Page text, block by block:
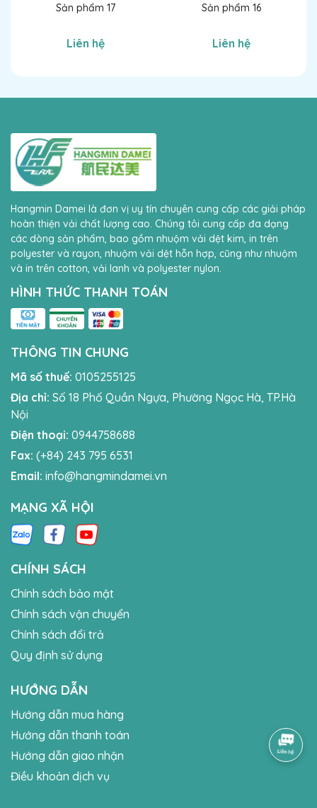
Sản phẩm 17
Liên hệ
Sản phẩm 16
Liên hệ
Hangmin Damei là đơn vị uy tín chuyên cung cấp các giải pháp
hoàn thiện vải chất lượng cao. Chúng tôi cung cấp đa dạng
các dòng sản phẩm, bao gồm nhuộm vải dệt kim, in trên
polyester và rayon, nhuộm vải dệt hỗn hợp, cũng như nhuộm
và in trên cotton, vải lanh và polyester nylon.
HÌNH THỨC THANH TOÁN
THÔNG TIN CHUNG
Mã số thuế: 0105255125
Địa chỉ: Số 18 Phố Quần Ngựa, Phường Ngọc Hà, TP.Hà
Nội
Điện thoại: 0944758688
Fax: (+84) 243 795 6531
Email: info@hangmindamei.vn
MẠNG XÃ HỘI
CHÍNH SÁCH
Chính sách bảo mật
Chính sách vận chuyển
Chính sách đổi trả
Quy định sử dụng
HƯỚNG DẪN
Hướng dẫn mua hàng
Hướng dẫn thanh toán
Hướng dẫn giao nhận
Điều khoản dịch vụ